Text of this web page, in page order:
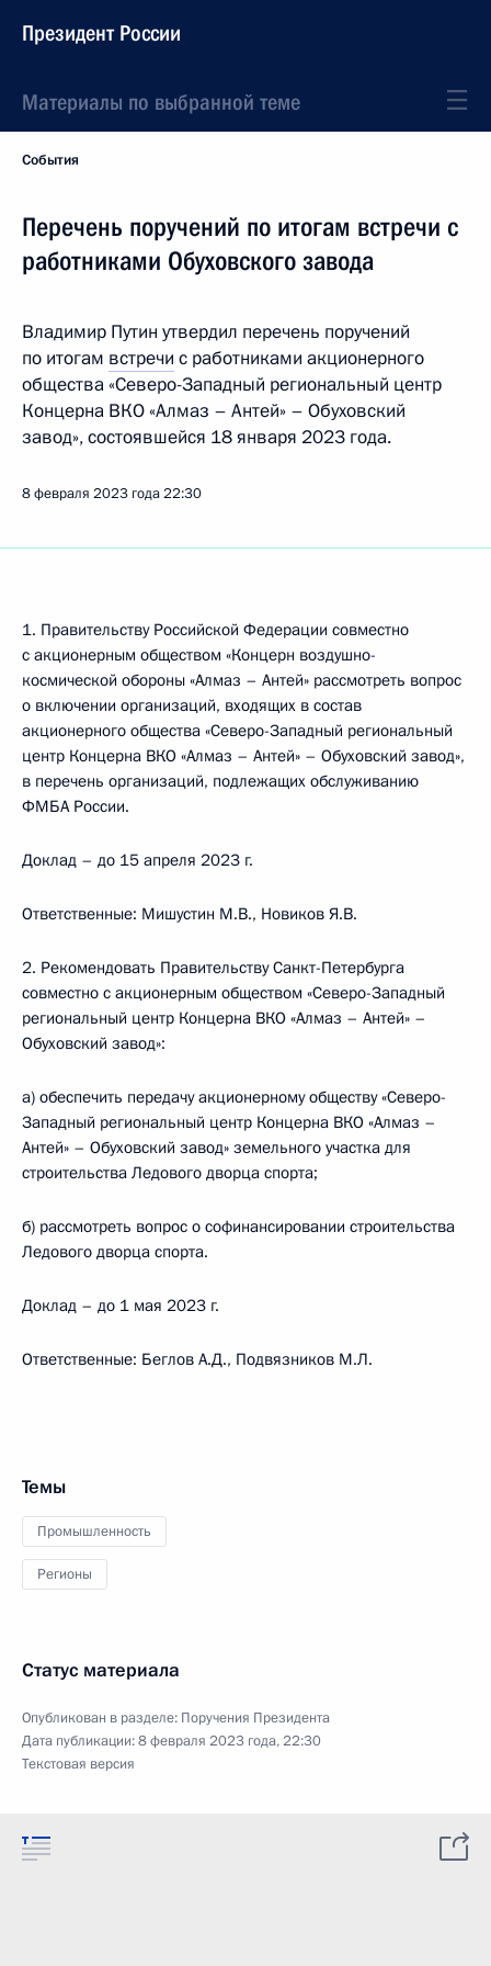
Президент России
Материалы по выбранной теме
События
Перечень поручений по итогам встречи c
работниками Обуховского завода
Владимир Путин утвердил перечень поручений
по итогам встречи с работниками акционерного
общества «Северо-Западный региональный центр
Концерна ВКО «Алмаз – Антей» – Обуховский
завод», состоявшейся 18 января 2023 года.
8 февраля 2023 года22:30
1. Правительству Российской Федерации совместно
с акционерным обществом «Концерн воздушно-
космической обороны «Алмаз – Антей» рассмотреть вопрос
о включении организаций, входящих в состав
акционерного общества «Северо-Западный региональный
центр Концерна ВКО «Алмаз – Антей» – Обуховский завод»,
в перечень организаций, подлежащих обслуживанию
ФМБА России.
Доклад – до 15 апреля 2023 г.
Ответственные: Мишустин М.В., Новиков Я.В.
2. Рекомендовать Правительству Санкт-Петербурга
совместно с акционерным обществом «Северо-Западный
региональный центр Концерна ВКО «Алмаз – Антей» –
Обуховский завод»:
а) обеспечить передачу акционерному обществу «Северо-
Западный региональный центр Концерна ВКО «Алмаз –
Антей» – Обуховский завод» земельного участка для
строительства Ледового дворца спорта;
б) рассмотреть вопрос о софинансировании строительства
Ледового дворца спорта.
Доклад – до 1 мая 2023 г.
Ответственные: Беглов А.Д., Подвязников М.Л.
Темы
Промышленность
Регионы
Статус материала
Опубликован в разделе: Поручения Президента
Дата публикации:8 февраля 2023 года, 22:30
Текстовая версия